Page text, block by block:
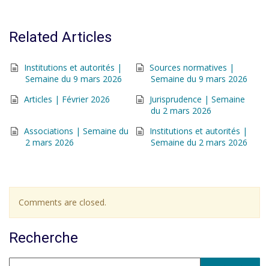
Related Articles
Institutions et autorités |
Semaine du 9 mars 2026
Sources normatives |
Semaine du 9 mars 2026
Articles | Février 2026
Jurisprudence | Semaine
du 2 mars 2026
Associations | Semaine du
2 mars 2026
Institutions et autorités |
Semaine du 2 mars 2026
Comments are closed.
Recherche